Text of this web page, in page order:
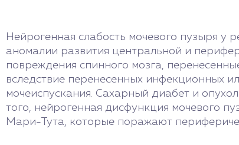
Нейрогенная слабость мочевого пузыря
аномалии развития центральной и
повреждения спинного мозга,
вследствие перенесенных инфекционных
мочеиспускания. Сахарный диабет и
того, нейрогенная дисфункция мочевого
Мари-Тута, которые поражают